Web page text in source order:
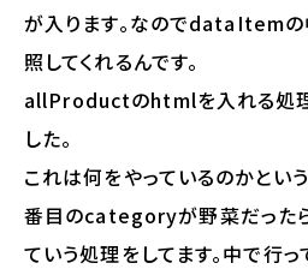
が入ります。なのでdataItem
照してくれるんです。
allProductのhtmlを入れる処
した。
これは何をやっているのかとい
番目のcategoryが野菜だったら
ていう処理をしてます。中で行